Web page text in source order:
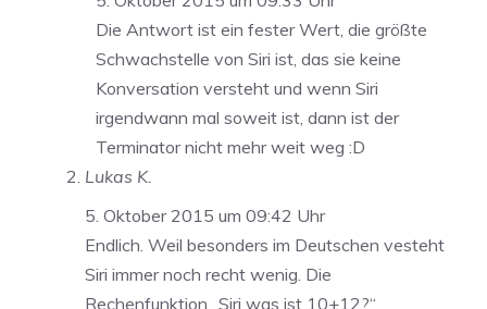
Die Antwort ist ein fester Wert, die größte
Schwachstelle von Siri ist, das sie keine
Konversation versteht und wenn Siri
irgendwann mal soweit ist, dann ist der
Terminator nicht mehr weit weg :D
Lukas K.
5. Oktober 2015 um 09:42 Uhr
Endlich. Weil besonders im Deutschen vesteht
Siri immer noch recht wenig. Die
Rechenfunktion „Siri was ist 10+12?“